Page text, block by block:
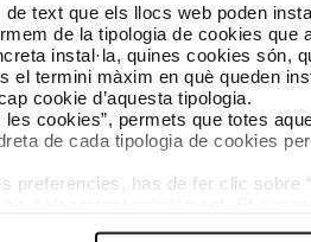
text que els llocs web poden
de la tipologia de cookies
instal·la, quines cookies són,
el termini màxim en què queden
cookie d’aquesta tipologia.
les cookies”, permets que totes
de cada tipologia de cookies
preferències, has de fer clic sobre
de l'exposició